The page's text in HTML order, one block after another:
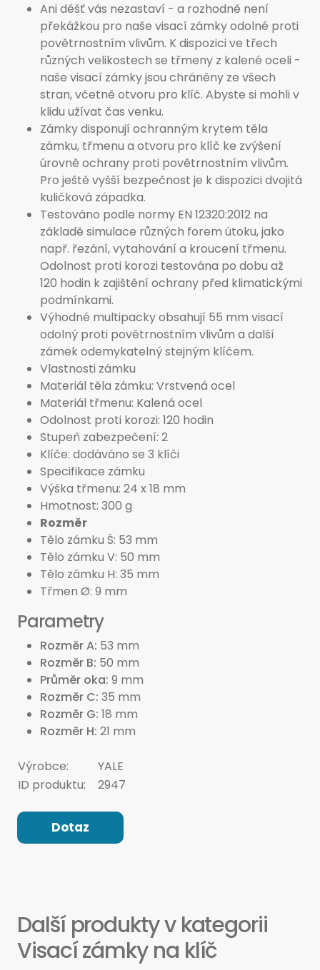
Ani déšť vás nezastaví - a rozhodně není
překážkou pro naše visací zámky odolné proti
povětrnostním vlivům. K dispozici ve třech
různých velikostech se třmeny z kalené oceli -
naše visací zámky jsou chráněny ze všech
stran, včetně otvoru pro klíč. Abyste si mohli v
klidu užívat čas venku.
Zámky disponují ochranným krytem těla
zámku, třmenu a otvoru pro klíč ke zvýšení
úrovně ochrany proti povětrnostním vlivům.
Pro ještě vyšší bezpečnost je k dispozici dvojitá
kuličková západka.
Testováno podle normy EN 12320:2012 na
základě simulace různých forem útoku, jako
např. řezání, vytahování a kroucení třmenu.
Odolnost proti korozi testována po dobu až
120 hodin k zajištění ochrany před klimatickými
podmínkami.
Výhodné multipacky obsahují 55 mm visací
odolný proti povětrnostním vlivům a další
zámek odemykatelný stejným klíčem.
Vlastnosti zámku
Materiál těla zámku: Vrstvená ocel
Materiál třmenu: Kalená ocel
Odolnost proti korozi: 120 hodin
Stupeň zabezpečení: 2
Klíče: dodáváno se 3 klíči
Specifikace zámku
Výška třmenu: 24 x 18 mm
Hmotnost: 300 g
Rozměr
Tělo zámku Š: 53 mm
Tělo zámku V: 50 mm
Tělo zámku H: 35 mm
Třmen Ø: 9 mm
Parametry
Rozměr A 53 mm
Rozměr B 50 mm
Průměr oka 9 mm
Rozměr C 35 mm
Rozměr G 18 mm
Rozměr H 21 mm
Výrobce:
YALE
ID produktu:
2947
Dotaz
Další produkty v kategorii
Visací zámky na klíč